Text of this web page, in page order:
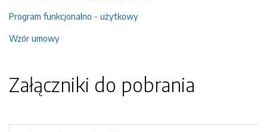
Program funkcjonalno - użytkowy
Wzór umowy
Załączniki do pobrania